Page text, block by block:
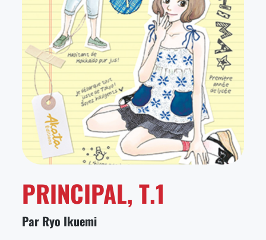
PRINCIPAL, T.1
Par Ryo Ikuemi